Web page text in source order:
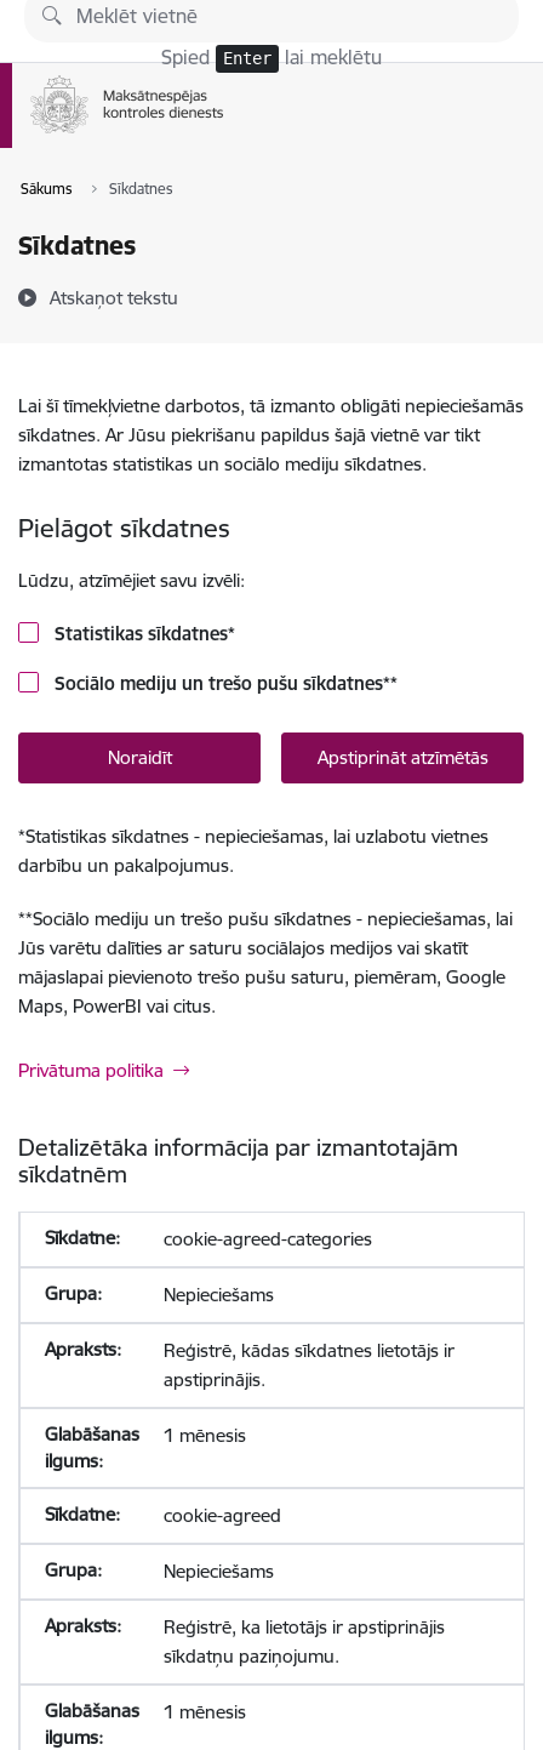
Pāriet uz lapas saturu
Spied Enter lai meklētu
Sākums Sīkdatnes
Sīkdatnes
Atskaņot tekstu
Lai šī tīmekļvietne darbotos, tā izmanto obligāti nepieciešamās
sīkdatnes. Ar Jūsu piekrišanu papildus šajā vietnē var tikt
izmantotas statistikas un sociālo mediju sīkdatnes.
Pielāgot sīkdatnes
Lūdzu, atzīmējiet savu izvēli:
Statistikas sīkdatnes*
Sociālo mediju un trešo pušu sīkdatnes**
Noraidīt Apstiprināt atzīmētās
*Statistikas sīkdatnes - nepieciešamas, lai uzlabotu vietnes
darbību un pakalpojumus.
**Sociālo mediju un trešo pušu sīkdatnes - nepieciešamas, lai
Jūs varētu dalīties ar saturu sociālajos medijos vai skatīt
mājaslapai pievienoto trešo pušu saturu, piemēram, Google
Maps, PowerBI vai citus.
Privātuma politika
Detalizētāka informācija par izmantotajām
sīkdatnēm
cookie-agreed-categories
Nepieciešams
Reģistrē, kādas sīkdatnes lietotājs ir
apstiprinājis.
1 mēnesis
cookie-agreed
Nepieciešams
Reģistrē, ka lietotājs ir apstiprinājis
sīkdatņu paziņojumu.
1 mēnesis